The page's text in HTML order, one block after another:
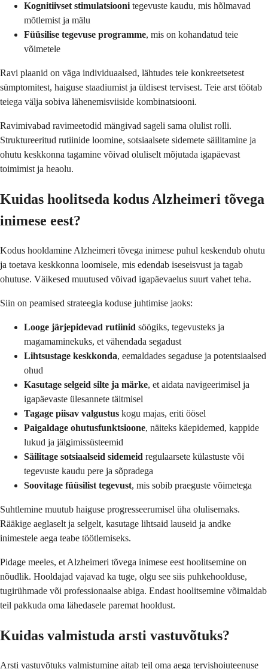
Kognitiivset stimulatsioonitegevuste kaudu, mis hõlmavad
mõtlemist ja mälu
Füüsilise tegevuse programme, mis on kohandatud teie
võimetele
Ravi plaanid on väga individuaalsed, lähtudes teie konkreetsetest
sümptomitest, haiguse staadiumist ja üldisest tervisest. Teie arst töötab
teiega välja sobiva lähenemisviiside kombinatsiooni.
Ravimivabad ravimeetodid mängivad sageli sama olulist rolli.
Struktureeritud rutiinide loomine, sotsiaalsete sidemete säilitamine ja
ohutu keskkonna tagamine võivad oluliselt mõjutada igapäevast
toimimist ja heaolu.
Kuidas hoolitseda kodus Alzheimeri tõvega
inimese eest?
Kodus hooldamine Alzheimeri tõvega inimese puhul keskendub ohutu
ja toetava keskkonna loomisele, mis edendab iseseisvust ja tagab
ohutuse. Väikesed muutused võivad igapäevaelus suurt vahet teha.
Siin on peamised strateegia koduse juhtimise jaoks:
Looge järjepidevad rutiinid söögiks, tegevusteks ja
magamaminekuks, et vähendada segadust
Lihtsustage keskkonda, eemaldades segaduse ja potentsiaalsed
ohud
Kasutage selgeid silte ja märke, et aidata navigeerimisel ja
igapäevaste ülesannete täitmisel
Tagage piisav valgustus kogu majas, eriti öösel
Paigaldage ohutusfunktsioone, näiteks käepidemed, kappide
lukud ja jälgimissüsteemid
Säilitage sotsiaalseid sidemeid regulaarsete külastuste või
tegevuste kaudu pere ja sõpradega
Soovitage füüsilist tegevust, mis sobib praeguste võimetega
Suhtlemine muutub haiguse progresseerumisel üha olulisemaks.
Rääkige aeglaselt ja selgelt, kasutage lihtsaid lauseid ja andke
inimestele aega teabe töötlemiseks.
Pidage meeles, et Alzheimeri tõvega inimese eest hoolitsemine on
nõudlik. Hooldajad vajavad ka tuge, olgu see siis puhkehoolduse,
tugirühmade või professionaalse abiga. Endast hoolitsemine võimaldab
teil pakkuda oma lähedasele paremat hooldust.
Kuidas valmistuda arsti vastuvõtuks?
Arsti vastuvõtuks valmistumine aitab teil oma aega tervishoiuteenuse